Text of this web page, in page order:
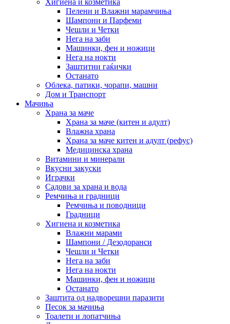
Пелени и Влажни марамчиња
Шампони и Парфеми
Чешли и Четки
Нега на заби
Машинки, фен и ножици
Нега на нокти
Заштитни гаќички
Останато
Облека, патики, чорапи, машни
Дом и Транспорт
Мачиња
Храна за маче
Храна за маче (китен и адулт)
Влажна храна
Храна за маче китен и адулт (рефус)
Медицинска храна
Витамини и минерали
Вкусни закуски
Играчки
Садови за храна и вода
Ремчиња и градници
Ремчиња и поводници
Градници
Хигиена и козметика
Влажни марами
Шампони / Дезодоранси
Чешли и Четки
Нега на заби
Нега на нокти
Машинки, фен и ножици
Останато
Заштита од надворешни паразити
Песок за мачиња
Тоалети и лопатчиња